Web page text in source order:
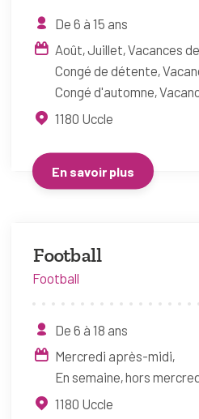
De 6 à 15 ans
Août Juillet Vacances
Congé de détente
Congé d'automne
1180 Uccle
En savoir plus
Football
Football
De 6 à 18 ans
Mercredi après-midi
En semaine, hors
1180 Uccle